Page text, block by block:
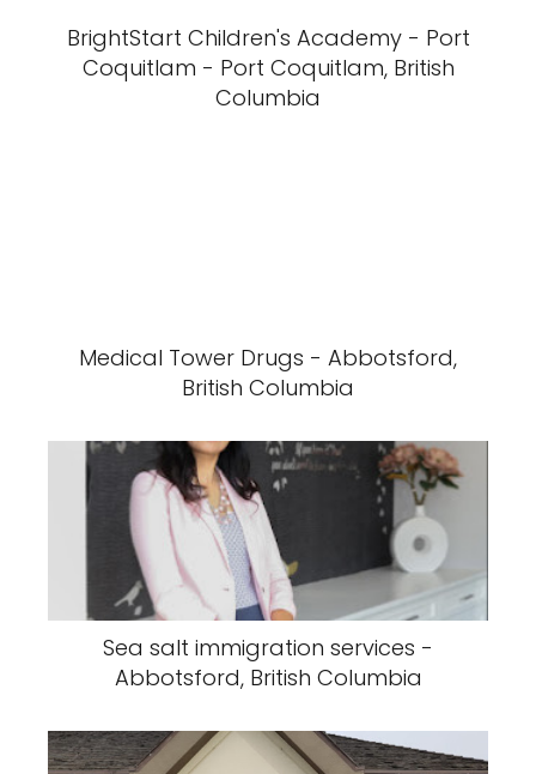
BrightStart Children's Academy - Port
Coquitlam - Port Coquitlam, British
Columbia
Medical Tower Drugs - Abbotsford,
British Columbia
Sea salt immigration services -
Abbotsford, British Columbia